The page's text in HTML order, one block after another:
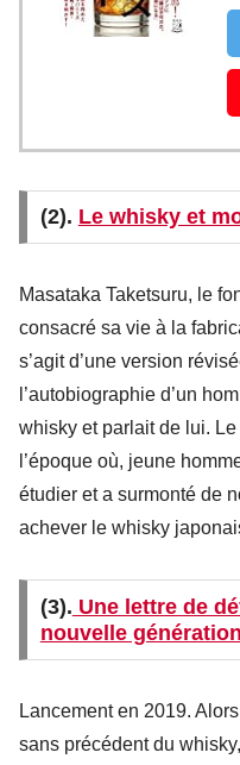
(2). Le whisky et
Masataka Taketsuru, le
consacré sa vie à la
s’agit d’une version
l’autobiographie d’un
whisky et parlait de lui.
l’époque où, jeune
étudier et a surmonté de
achever le whisky
(3). Une lettre de
nouvelle génération
Lancement en 2019.
sans précédent du